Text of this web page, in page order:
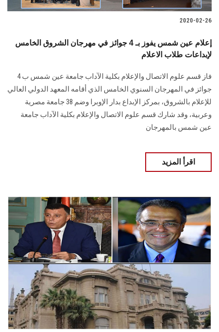
2020-02-26
إعلام عين شمس يفوز بـ 4 جوائز في مهرجان الشروق الخامس
لإبداعات طلاب الاعلام
فاز قسم علوم الاتصال والإعلام بكلية الآداب جامعة عين شمس ب 4
جوائز في المهرجان السنوي الخامس الذي أقامه المعهد الدولي العالي
للإعلام بالشروق، بمركز الإبداع بدار الإوبرا وضم 38 جامعة مصرية
وعربية، وقد شارك قسم علوم الاتصال والإعلام بكلية الآداب جامعة
عين شمس بالمهرجان
اقرأ المزيد